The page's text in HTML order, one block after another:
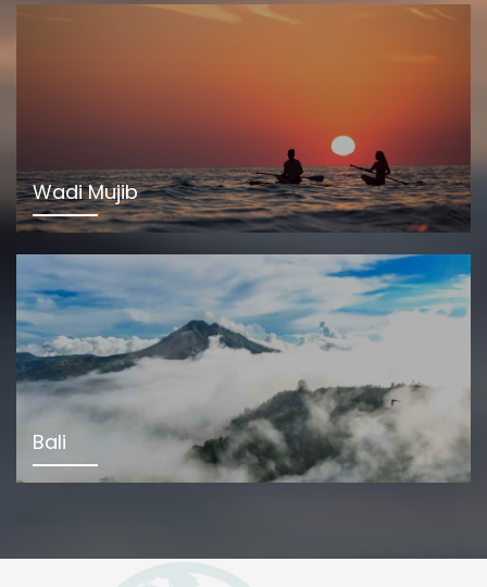
Wadi Mujib
Bali